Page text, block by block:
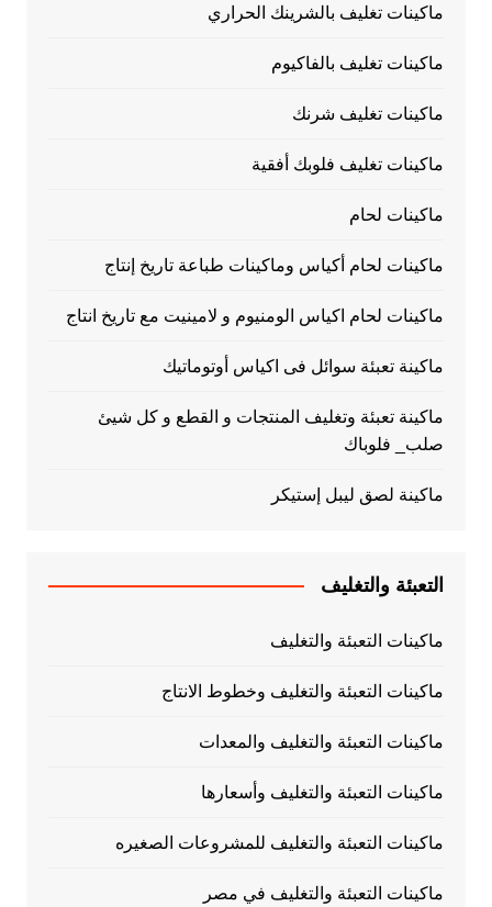
ماكينات تغليف بالشرينك الحراري
ماكينات تغليف بالفاكيوم
ماكينات تغليف شرنك
ماكينات تغليف فلوبك أفقية
ماكينات لحام
ماكينات لحام أكياس وماكينات طباعة تاريخ إنتاج
ماكينات لحام اكياس الومنيوم و لامينيت مع تاريخ انتاج
ماكينة تعبئة سوائل فى اكياس أوتوماتيك
ماكينة تعبئة وتغليف المنتجات و القطع و كل شيئ
صلب_ فلوباك
ماكينة لصق ليبل إستيكر
التعبئة والتغليف
ماكينات التعبئة والتغليف
ماكينات التعبئة والتغليف وخطوط الانتاج
ماكينات التعبئة والتغليف والمعدات
ماكينات التعبئة والتغليف وأسعارها
ماكينات التعبئة والتغليف للمشروعات الصغيره
ماكينات التعبئة والتغليف في مصر